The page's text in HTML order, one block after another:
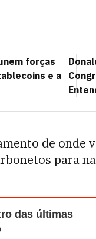
forças
e a
de onde
para
das últimas